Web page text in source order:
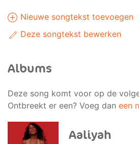
Nieuwe songtekst toevoegen
Deze songtekst bewerken
Albums
Deze song komt voor op de
Ontbreekt er een? Voeg dan een
Aaliyah